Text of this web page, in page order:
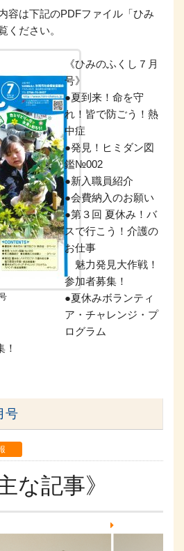
容は下記のPDFファイル「ひみ
ください。
《ひみのふくし７月
号》
●夏到来！命を守
れ！皆で防ごう！熱
中症
●発見！ヒミダン図
鑑№002
●新入職員紹介
●会費納入のお願い
●第３回 夏休み！バ
スで行こう！介護の
お仕事
魅力発見大作戦！
参加者募集！
●夏休みボランティ
ア・チャレンジ・プ
ログラム
号
な記事》